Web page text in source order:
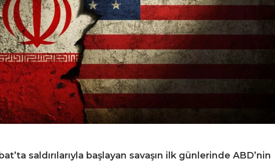
saldırılarıyla başlayan savaşın ilk günlerinde ABD’nin